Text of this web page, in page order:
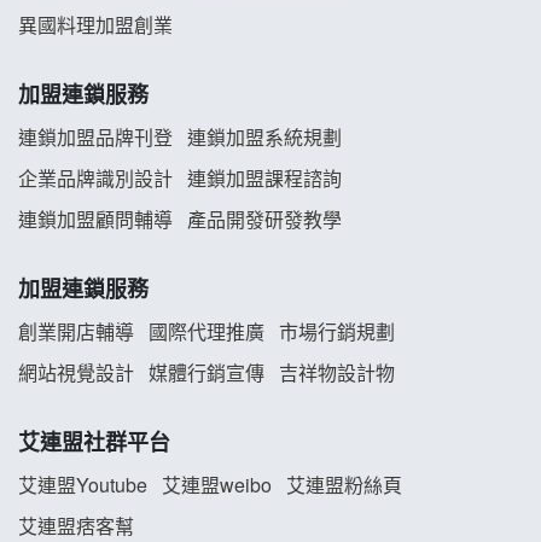
舒油頭加盟說明會
韓金量加盟說明會
義氣豐發雞加盟說明會
Mr.Wish加盟說明會
白鬍泡泡 BOHO POPO加盟說明會
雞咕雞咕加盟說明會
TEA TOP加盟說明會
珍好味臭臭鍋加盟說明會
藍象廷泰式火鍋加盟說明會
異國料理加盟創業
加盟連鎖服務
連鎖加盟品牌刊登 連鎖加盟系統規劃
企業品牌識別設計 連鎖加盟課程諮詢
連鎖加盟顧問輔導 產品開發研發教學
加盟連鎖服務
創業開店輔導 國際代理推廣 市場行銷規劃
網站視覺設計 媒體行銷宣傳 吉祥物設計物
艾連盟社群平台
艾連盟Youtube 艾連盟weibo
艾連盟粉絲頁
艾連盟痞客幫